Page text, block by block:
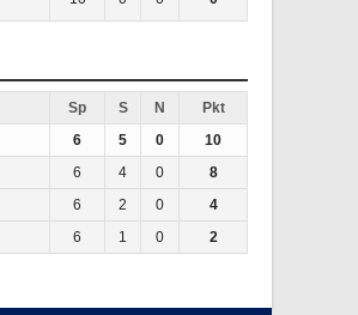
Sp S N
Pkt
6 5 0
10
6 4 0
8
6 2 0
4
6 1 0 2